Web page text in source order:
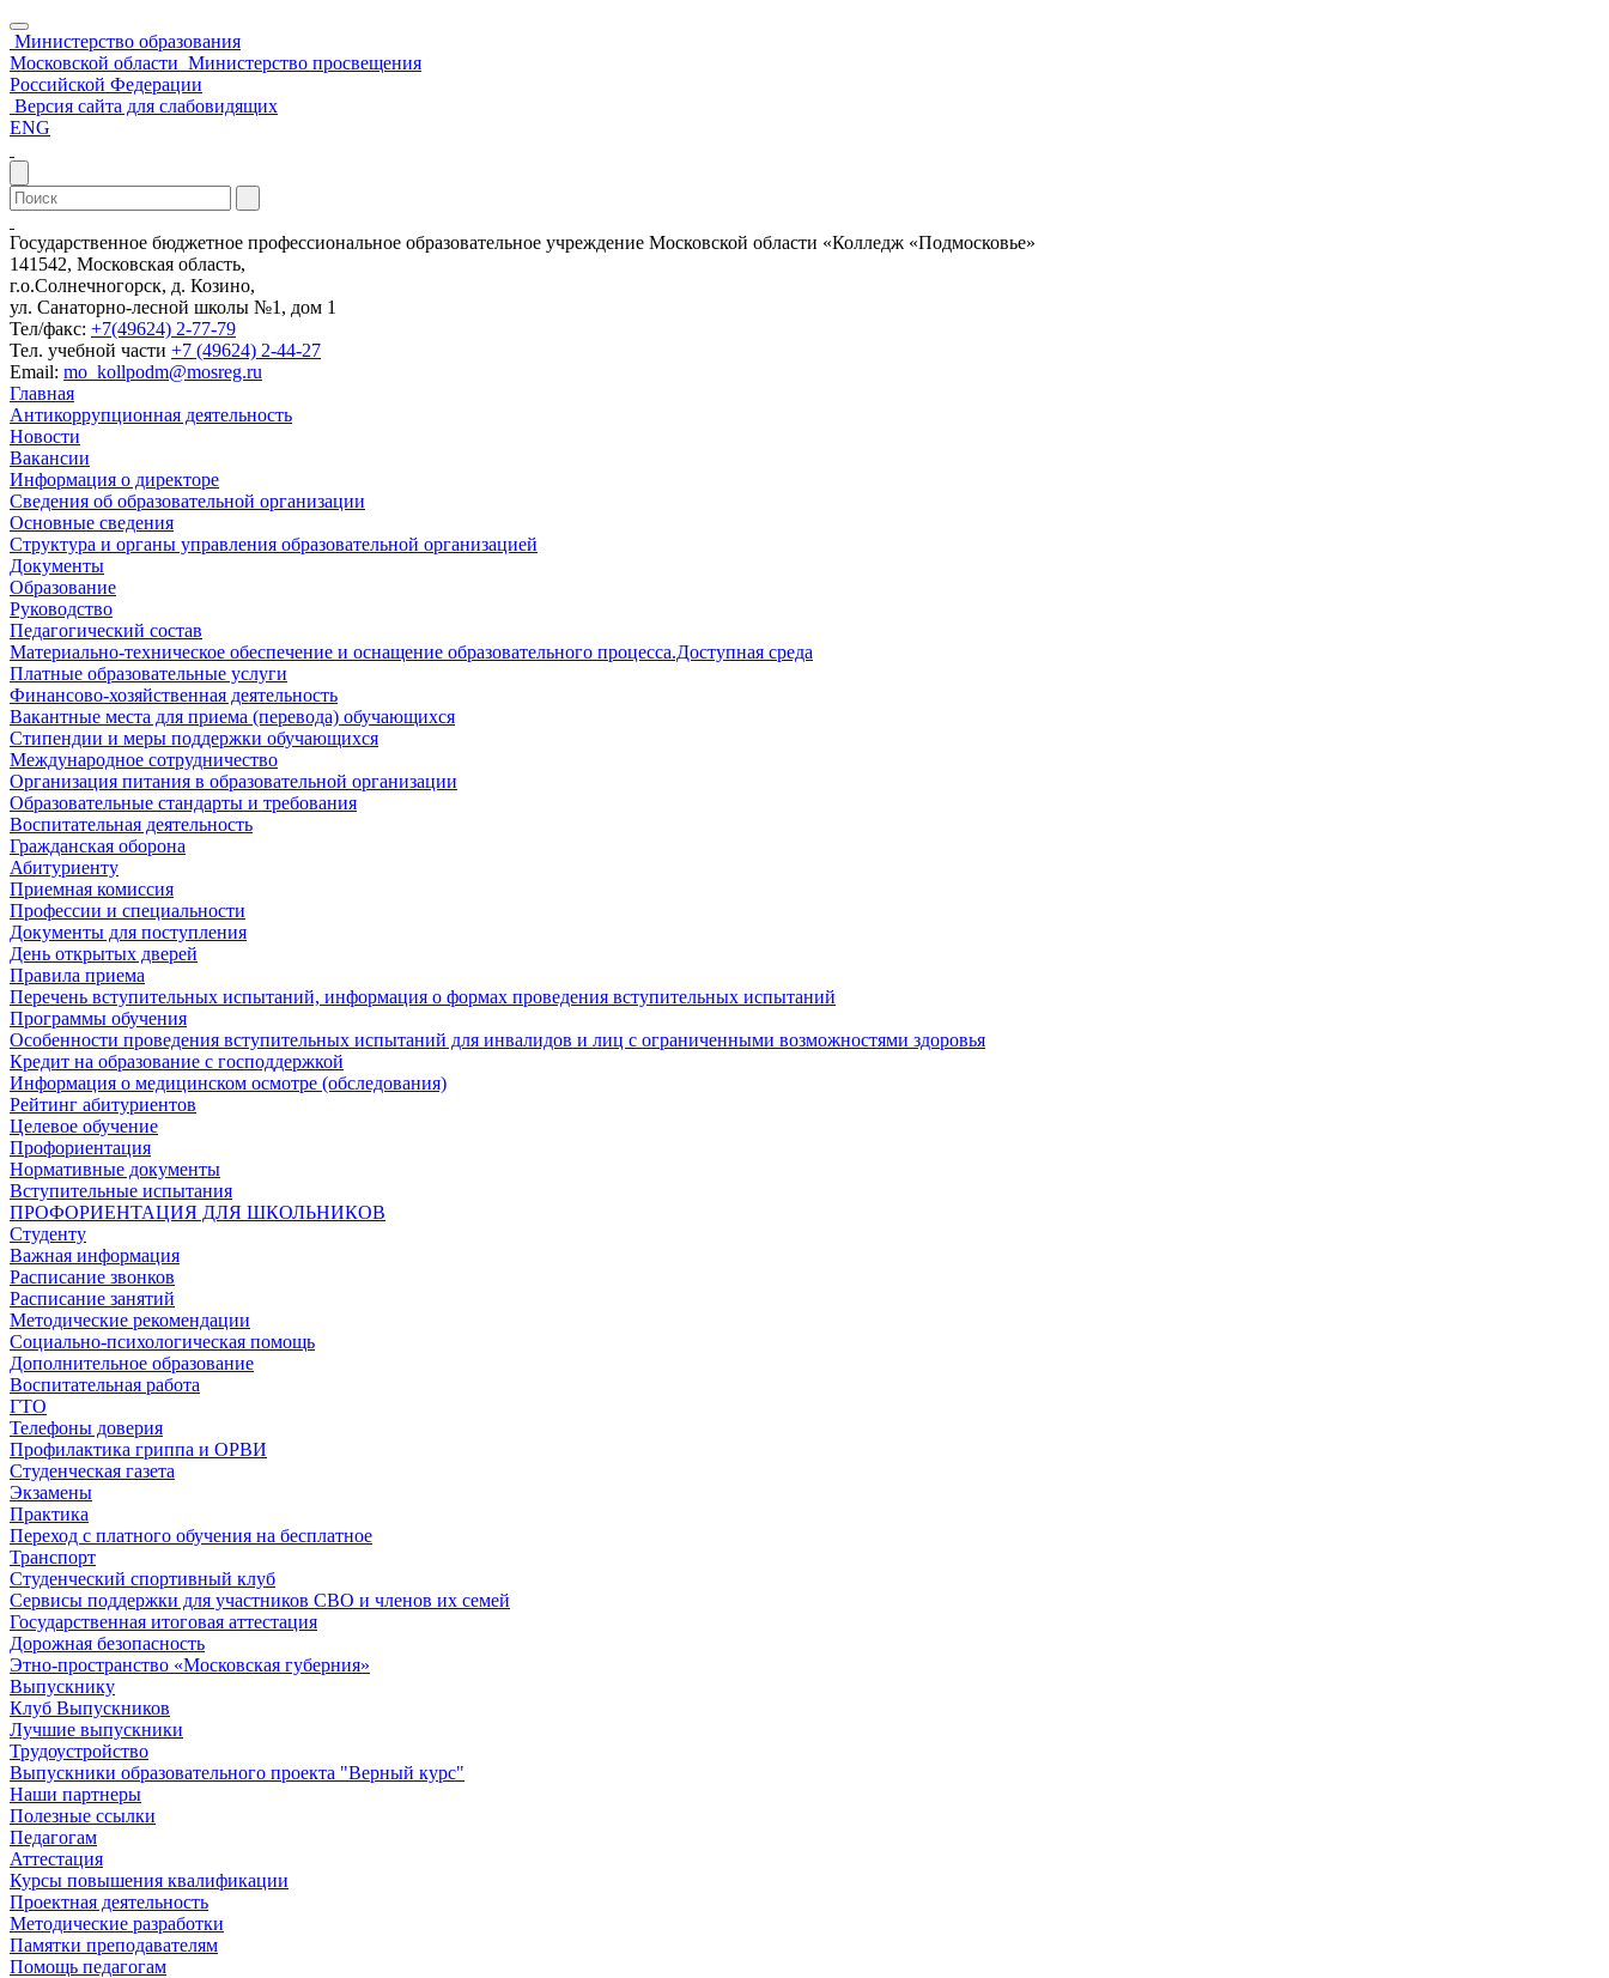
Министерство образования
Московской области Министерство просвещения
Российской Федерации
Версия сайта для слабовидящих
ENG
Государственное бюджетное профессиональное образовательное учреждение Московской области «Колледж «Подмосковье»
141542, Московская область,
г.о.Солнечногорск, д. Козино,
ул. Санаторно-лесной школы №1, дом 1
Тел/факс: +7(49624) 2-77-79
Тел. учебной части +7 (49624) 2-44-27
Email: mo_kollpodm@mosreg.ru
Главная
Антикоррупционная деятельность
Новости
Вакансии
Информация о директоре
Сведения об образовательной организации
Основные сведения
Структура и органы управления образовательной организацией
Документы
Образование
Руководство
Педагогический состав
Материально-техническое обеспечение и оснащение образовательного процесса.Доступная среда
Платные образовательные услуги
Финансово-хозяйственная деятельность
Вакантные места для приема (перевода) обучающихся
Стипендии и меры поддержки обучающихся
Международное сотрудничество
Организация питания в образовательной организации
Образовательные стандарты и требования
Воспитательная деятельность
Гражданская оборона
Абитуриенту
Приемная комиссия
Профессии и специальности
Документы для поступления
День открытых дверей
Правила приема
Перечень вступительных испытаний, информация о формах проведения вступительных испытаний
Программы обучения
Особенности проведения вступительных испытаний для инвалидов и лиц с ограниченными возможностями здоровья
Кредит на образование с господдержкой
Информация о медицинском осмотре (обследования)
Рейтинг абитуриентов
Целевое обучение
Профориентация
Нормативные документы
Вступительные испытания
ПРОФОРИЕНТАЦИЯ ДЛЯ ШКОЛЬНИКОВ
Студенту
Важная информация
Расписание звонков
Расписание занятий
Методические рекомендации
Социально-психологическая помощь
Дополнительное образование
Воспитательная работа
ГТО
Телефоны доверия
Профилактика гриппа и ОРВИ
Cтуденческая газета
Экзамены
Практика
Переход с платного обучения на бесплатное
Транспорт
Студенческий спортивный клуб
Сервисы поддержки для участников СВО и членов их семей
Государственная итоговая аттестация
Дорожная безопасность
Этно-пространство «Московская губерния»
Выпускнику
Клуб Выпускников
Лучшие выпускники
Трудоустройство
Выпускники образовательного проекта "Верный курс"
Наши партнеры
Полезные ссылки
Педагогам
Аттестация
Курсы повышения квалификации
Проектная деятельность
Методические разработки
Памятки преподавателям
Помощь педагогам